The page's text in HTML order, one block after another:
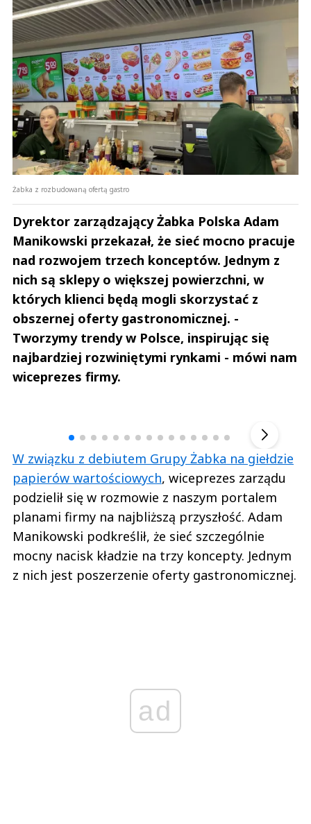
Żabka z rozbudowaną ofertą gastro
Dyrektor zarządzający Żabka Polska Adam
Manikowski przekazał, że sieć mocno pracuje
nad rozwojem trzech konceptów. Jednym z
nich są sklepy o większej powierzchni, w
których klienci będą mogli skorzystać z
obszernej oferty gastronomicznej. -
Tworzymy trendy w Polsce, inspirując się
najbardziej rozwiniętymi rynkami - mówi nam
wiceprezes firmy.
W związku z debiutem Grupy Żabka na giełdzie
papierów wartościowych, wiceprezes zarządu
podzielił się w rozmowie z naszym portalem
planami firmy na najbliższą przyszłość. Adam
Manikowski podkreślił, że sieć szczególnie
mocny nacisk kładzie na trzy koncepty. Jednym
z nich jest poszerzenie oferty gastronomicznej.
ad